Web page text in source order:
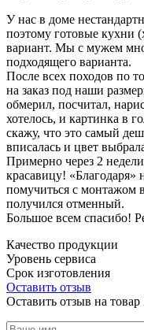
У нас в доме
поэтому готовые кухни
вариант. Мы с мужем
подходящего варианта.
После всех походов по
на заказ под наши
обмерил, посчитал,
хотелось, и картинка в
скажу, что это самый
вписалась и цвет
Примерно через 2
красавицу!
помучиться с монтажом
получился отменный.
Большое всем спасибо!
Качество продукции
Уровень сервиса
Срок изготовления
Оставить отзыв
Оставить отзыв на